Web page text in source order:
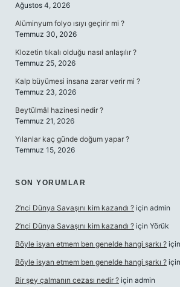
Ağustos 4, 2026
Alüminyum folyo ısıyı geçirir mi ?
Temmuz 30, 2026
Klozetin tıkalı olduğu nasıl anlaşılır ?
Temmuz 25, 2026
Kalp büyümesi insana zarar verir mi ?
Temmuz 23, 2026
Beytülmâl hazinesi nedir ?
Temmuz 21, 2026
Yılanlar kaç günde doğum yapar ?
Temmuz 15, 2026
SON YORUMLAR
2’nci Dünya Savaşını kim kazandı ? için admin
2’nci Dünya Savaşını kim kazandı ? için Yörük
Böyle isyan etmem ben genelde hangi şarkı ? için
Böyle isyan etmem ben genelde hangi şarkı ? için
Bir şey çalmanın cezası nedir ? için admin